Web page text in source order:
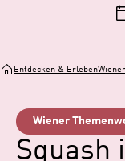
Entdecken & Erleben
Wiener
Squash